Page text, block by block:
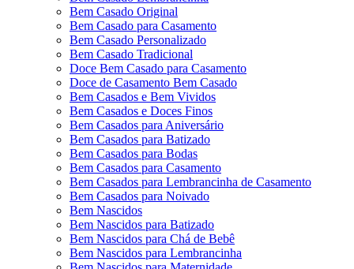
Bem Casado Original
Bem Casado para Casamento
Bem Casado Personalizado
Bem Casado Tradicional
Doce Bem Casado para Casamento
Doce de Casamento Bem Casado
Bem Casados e Bem Vividos
Bem Casados e Doces Finos
Bem Casados para Aniversário
Bem Casados para Batizado
Bem Casados para Bodas
Bem Casados para Casamento
Bem Casados para Lembrancinha de Casamento
Bem Casados para Noivado
Bem Nascidos
Bem Nascidos para Batizado
Bem Nascidos para Chá de Bebê
Bem Nascidos para Lembrancinha